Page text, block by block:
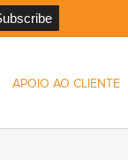
APOIO AO CLIENTE